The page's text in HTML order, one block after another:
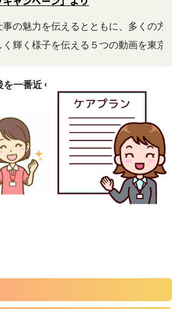
の魅力を伝えるとともに、多くの方に
を一番近くで守ってくれるヒーローです